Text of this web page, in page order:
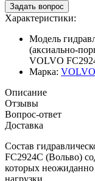
Характеристики:
Модель
(аксиально-
VOLVO
Марка: VOLVO
Описание
Отзывы
Вопрос-ответ
Доставка
Состав
FC2924C (Вольво)
которых неожиданно
нагрузки.